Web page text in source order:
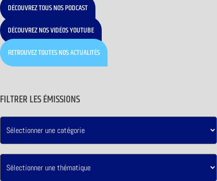
DÉCOUVREZ TOUS NOS PODCAST
DÉCOUVREZ NOS VIDÉOS YOUTUBE
RETROUVEZ TOUTES NOS ACTUALITÉS
FILTRER LES ÉMISSIONS